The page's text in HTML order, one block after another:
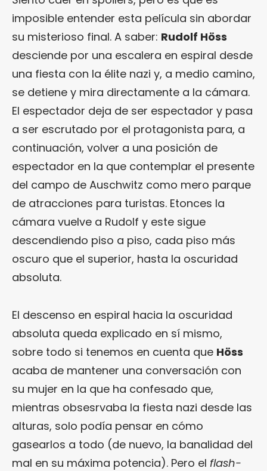
imposible entender esta película sin abordar
su misterioso final. A saber: Rudolf Höss
desciende por una escalera en espiral desde
una fiesta con la élite nazi y, a medio camino,
se detiene y mira directamente a la cámara.
El espectador deja de ser espectador y pasa
a ser escrutado por el protagonista para, a
continuación, volver a una posición de
espectador en la que contemplar el presente
del campo de Auschwitz como mero parque
de atracciones para turistas. Etonces la
cámara vuelve a Rudolf y este sigue
descendiendo piso a piso, cada piso más
oscuro que el superior, hasta la oscuridad
absoluta.
El descenso en espiral hacia la oscuridad
absoluta queda explicado en sí mismo,
sobre todo si tenemos en cuenta que Höss
acaba de mantener una conversación con
su mujer en la que ha confesado que,
mientras obsesrvaba la fiesta nazi desde las
alturas, solo podía pensar en cómo
gasearlos a todo (de nuevo, la banalidad del
mal en su máxima potencia). Pero el flash-